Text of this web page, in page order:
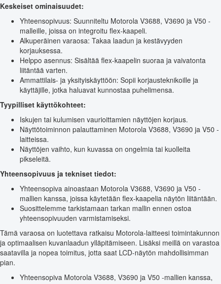
Keskeiset ominaisuudet:
Yhteensopivuus: Suunniteltu Motorola V3688, V3690 ja V50 -
malleille, joissa on integroitu flex-kaapeli.
Alkuperäinen varaosa: Takaa laadun ja kestävyyden
korjauksessa.
Helppo asennus: Sisältää flex-kaapelin suoraa ja vaivatonta
liitäntää varten.
Ammattilais- ja yksityiskäyttöön: Sopii korjausteknikoille ja
käyttäjille, jotka haluavat kunnostaa puhelimensa.
Tyypilliset käyttökohteet:
Iskujen tai kulumisen vaurioittamien näyttöjen korjaus.
Näyttötoiminnon palauttaminen Motorola V3688, V3690 ja V50 -
laitteissa.
Näyttöjen vaihto, kun kuvassa on ongelmia tai kuolleita
pikseleitä.
Yhteensopivuus ja tekniset tiedot:
Yhteensopiva ainoastaan Motorola V3688, V3690 ja V50 -
mallien kanssa, joissa käytetään flex-kaapelia näytön liitäntään.
Suosittelemme tarkistamaan tarkan mallin ennen ostoa
yhteensopivuuden varmistamiseksi.
Tämä varaosa on luotettava ratkaisu Motorola-laitteesi toimintakunnon
ja optimaalisen kuvanlaadun ylläpitämiseen. Lisäksi meillä on varastoa
saatavilla ja nopea toimitus, jotta saat LCD-näytön mahdollisimman
pian.
Yhteensopiva Motorola V3688, V3690 ja V50 -mallien kanssa,